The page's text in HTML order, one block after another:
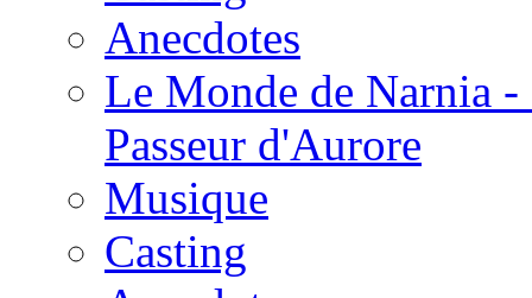
Anecdotes
Le Monde de Narnia
Passeur d'Aurore
Musique
Casting